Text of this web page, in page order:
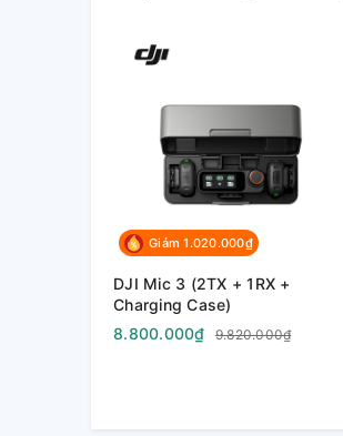
Giảm 1.020.000₫
DJI Mic 3 (2TX + 1RX +
Charging Case)
8.800.000₫
9.820.000₫